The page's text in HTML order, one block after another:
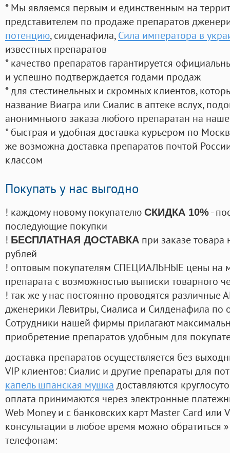
* Мы являемся первым и единственным на
представителем по продаже препаратов
потенцию, силденафила, Сила императора в
известных препаратов
* качество препаратов гарантируется
и успешно подтверждается годами продаж
* для стестинельных и скромных клиентов,
название Виагра или Сиалис в аптеке вслух,
анонимныого заказа любого препаратан на
* быстрая и удобная доставка курьером по
же возможна доставка препаратов почтой
классом
Покупать у нас выгодно
! каждому новому покупателю СКИДКА 10%-
последующие покупки
! БЕСПЛАТНАЯ ДОСТАВКА при заказе
рублей
! оптовым покупателям СПЕЦИАЛЬНЫЕ цены на
препарата с возможностью выписки товарного
! так же у нас постоянно проводятся
дженерики Левитры, Сиалиса и Силденафила по
Cотрудники нашей фирмы прилагают
приобретение препаратов удобным для
доставка препаратов осуществляется без
VIP клиентов: Сиалис и другие препараты для
капель шпанская мушка доставляются
оплата принимаются через электронные
Web Money и с банковских карт Master Card или
консультации в любое время можно обратиться
телефонам: